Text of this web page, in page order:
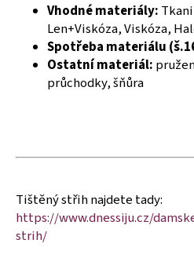
Vhodné materiály:
Len+Viskóza, Viskóza,
Spotřeba materiálu
Ostatní materiál:
průchodky, šňůra
Tištěný střih najdete tady:
https://www.dnessiju.cz/
strih/